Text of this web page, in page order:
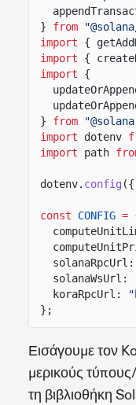
}
from
import
{
import
{
import
{
}
from
import
dotenv
import
path
dotenv. config ({
const CONFIG =
solanaRpcUrl:
solanaWsUrl:
koraRpcUrl:
};
Εισάγουμε τον
μερικούς
τη βιβλιοθήκη